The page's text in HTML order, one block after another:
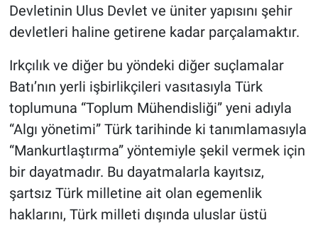
Devletinin Ulus Devlet ve üniter yapısını şehir
devletleri haline getirene kadar parçalamaktır.
Irkçılık ve diğer bu yöndeki diğer suçlamalar
Batı’nın yerli işbirlikçileri vasıtasıyla Türk
toplumuna “Toplum Mühendisliği” yeni adıyla
“Algı yönetimi” Türk tarihinde ki tanımlamasıyla
“Mankurtlaştırma” yöntemiyle şekil vermek için
bir dayatmadır. Bu dayatmalarla kayıtsız,
şartsız Türk milletine ait olan egemenlik
haklarını, Türk milleti dışında uluslar üstü